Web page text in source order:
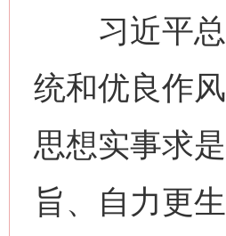
习近平总
统和优良作
思想实事求
旨、自力更